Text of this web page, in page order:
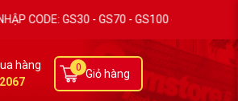
GS30 - GS70 - GS100 giảm trực tiếp 30K -
hàng
Giỏ hàng
0